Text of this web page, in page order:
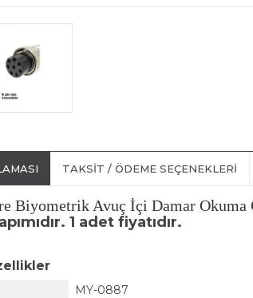
TAKSIT / ÖDEME SEÇENEKLERI
Biyometrik Avuç İçi Damar Okuma
1 adet fiyatıdır.
MY-0887